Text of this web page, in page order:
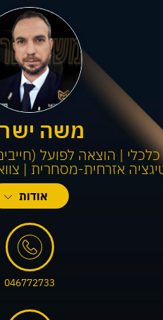
משה
| הוצאה לפועל
אזרחית-מסחרית |
וליווי משפטי אישי ומדויק
עד להשגת תוצאה מיטבית ללקוח.
אודות
046772733